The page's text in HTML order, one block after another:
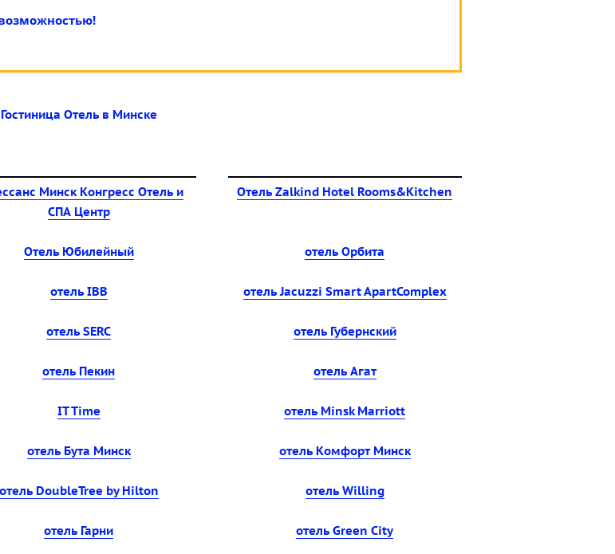
Гостиница Отель в Минске
Минск Конгресс Отель и
СПА Центр
Отель Юбилейный
отель IBB
отель SERC
отель Пекин
IT Time
отель Бута Минск
отель DoubleTree by Hilton
отель Гарни
Отель Zalkind Hotel Rooms&Kitchen
отель Орбита
отель Jacuzzi Smart ApartComplex
отель Губернский
отель Агат
отель Minsk Marriott
отель Комфорт Минск
отель Willing
отель Green City